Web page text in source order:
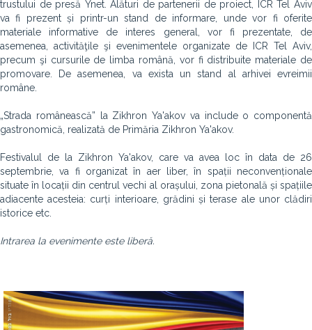
trustului de presă Ynet. Alături de partenerii de proiect, ICR Tel Aviv
va fi prezent și printr-un stand de informare, unde vor fi oferite
materiale informative de interes general, vor fi prezentate, de
asemenea, activităţile şi evenimentele organizate de ICR Tel Aviv,
precum şi cursurile de limba română, vor fi distribuite materiale de
promovare. De asemenea, va exista un stand al arhivei evreimii
române.
„Strada românească” la Zikhron Ya'akov va include o componentă
gastronomică, realizată de Primăria Zikhron Ya'akov.
Festivalul de la Zikhron Ya'akov, care va avea loc în data de 26
septembrie, va fi organizat în aer liber, în spații neconvenționale
situate în locații din centrul vechi al orașului, zona pietonală și spațiile
adiacente acesteia: curți interioare, grădini și terase ale unor clădiri
istorice etc.
Intrarea la evenimente este liberă.